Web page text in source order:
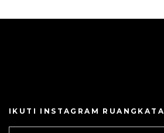
IKUTI INSTAGRAM RUANGKATA